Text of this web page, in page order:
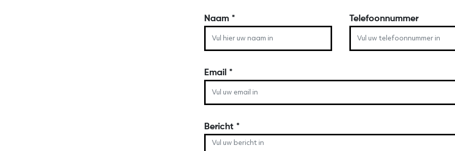
Naam * Telefoonnummer
Email *
Bericht *